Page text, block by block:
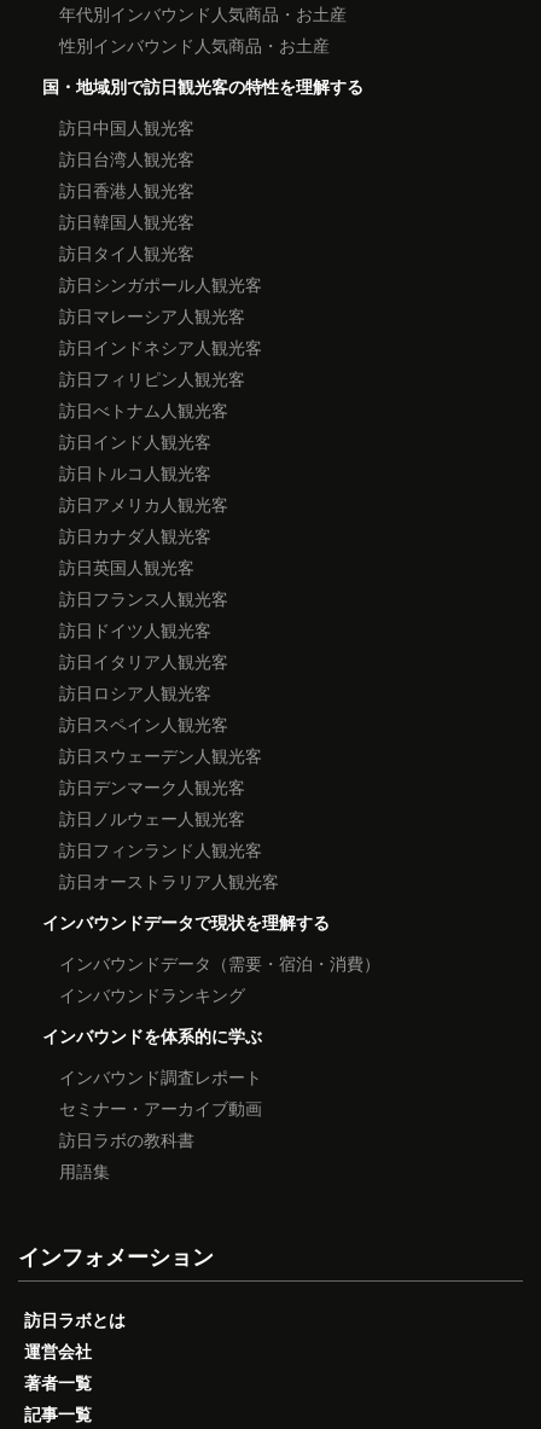
年代別インバウンド人気商品・お土産
性別インバウンド人気商品・お土産
国・地域別で訪日観光客の特性を理解する
訪日中国人観光客
訪日台湾人観光客
訪日香港人観光客
訪日韓国人観光客
訪日タイ人観光客
訪日シンガポール人観光客
訪日マレーシア人観光客
訪日インドネシア人観光客
訪日フィリピン人観光客
訪日べトナム人観光客
訪日インド人観光客
訪日トルコ人観光客
訪日アメリカ人観光客
訪日カナダ人観光客
訪日英国人観光客
訪日フランス人観光客
訪日ドイツ人観光客
訪日イタリア人観光客
訪日ロシア人観光客
訪日スペイン人観光客
訪日スウェーデン人観光客
訪日デンマーク人観光客
訪日ノルウェー人観光客
訪日フィンランド人観光客
訪日オーストラリア人観光客
インバウンドデータで現状を理解する
インバウンドデータ（需要・宿泊・消費）
インバウンドランキング
インバウンドを体系的に学ぶ
インバウンド調査レポート
セミナー・アーカイブ動画
訪日ラボの教科書
用語集
インフォメーション
訪日ラボとは
運営会社
著者一覧
記事一覧